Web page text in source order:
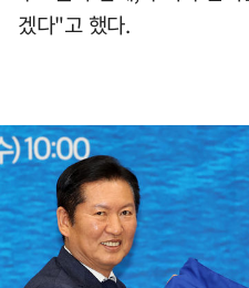
겠다"고 했다.